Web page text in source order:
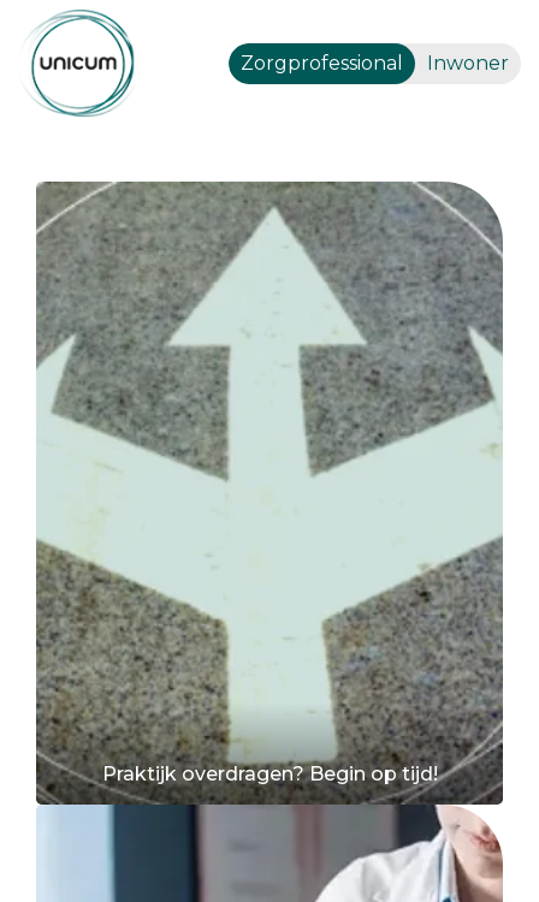
Zorgprofessional Inwoner
Praktijk overdragen? Begin op tijd!